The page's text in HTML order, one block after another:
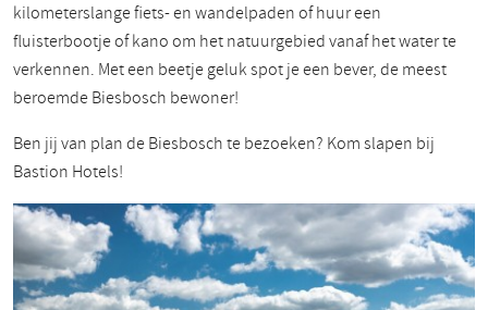
kilometerslange fiets- en wandelpaden of huur een
fluisterbootje of kano om het natuurgebied vanaf het water te
verkennen. Met een beetje geluk spot je een bever, de meest
beroemde Biesbosch bewoner!
Ben jij van plan de Biesbosch te bezoeken? Kom slapen bij
Bastion Hotels!